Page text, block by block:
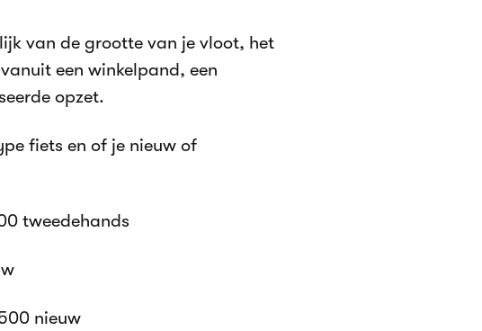
van de grootte van je vloot, het
een winkelpand, een
opzet.
fiets en of je nieuw of
tweedehands
nieuw